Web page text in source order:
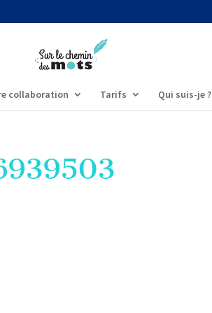
collaboration Tarifs Qui suis-je ?